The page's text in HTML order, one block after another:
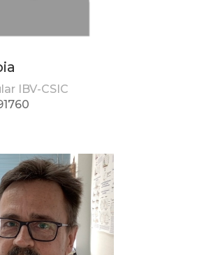
IBV-CSIC